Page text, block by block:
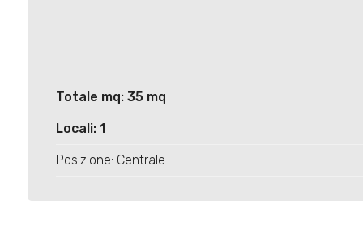
Totale mq: 35 mq
Locali: 1
Posizione: Centrale